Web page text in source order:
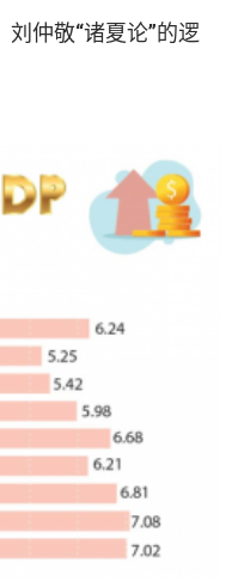
刘仲敬“诸夏论”的逻